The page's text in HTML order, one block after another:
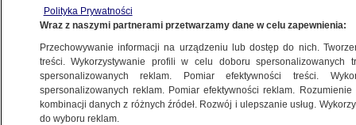
Polska była przeciwko, Tusk komentuje
14.05.2024, 09:06Aktualizacja:14.05.2024, 14:39
Udostępnij
Polityka Prywatności
Wraz z naszymi partnerami przetwarzamy dane w celu zapewnienia:
Przechowywanie informacji na urządzeniu lub dostęp do nich.
treści. Wykorzystywanie profili w celu doboru spersonalizowanych
spersonalizowanych reklam. Pomiar efektywności treści.
spersonalizowanych reklam. Pomiar efektywności reklam.
kombinacji danych z różnych źródeł. Rozwój i ulepszanie usług.
do wyboru reklam.